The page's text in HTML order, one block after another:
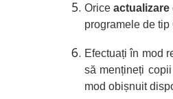
Orice actualizare
programele de tip
Efectuați în mod
să mențineți
mod obișnuit